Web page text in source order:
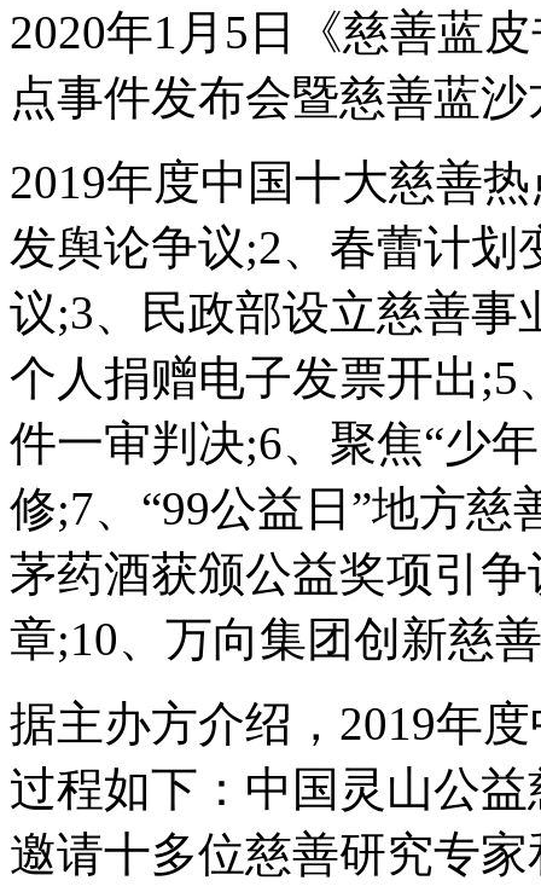
2020年1月5日《慈善蓝
点事件发布会暨慈善蓝
2019年度中国十大慈善
发舆论争议;2、春蕾计
议;3、民政部设立慈善事
个人捐赠电子发票开出;5
件一审判决;6、聚焦“少
修;7、“99公益日”地方
茅药酒获颁公益奖项引
章;10、万向集团创新慈
据主办方介绍，2019年
过程如下：中国灵山公
邀请十多位慈善研究专